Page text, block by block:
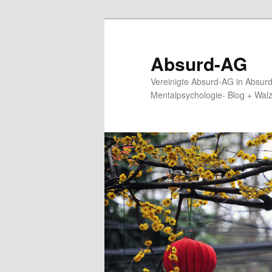
Absurd-AG
Vereinigte Absurd-AG in
Mentalpsychologie- Blog +